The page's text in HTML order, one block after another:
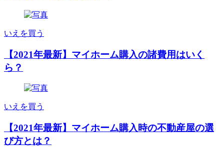
いえを買う
【2021年最新】マイホーム購入の諸費用はいく
ら？
いえを買う
【2021年最新】マイホーム購入時の不動産屋の選
び方とは？